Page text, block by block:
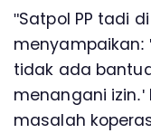
"Satpol PP tadi
menyampaikan:
tidak ada
menangani izin.'
masalah